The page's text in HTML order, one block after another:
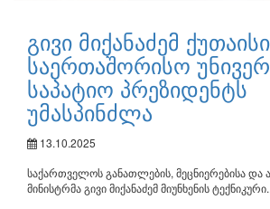
გივი მიქანაძემ
საერთაშორისო
საპატიო პრეზიდენტს
უმასპინძლა
13.10.2025
საქართველოს განათლების, მეცნიერებისა
მინისტრმა გივი მიქანაძემ მიუნხენის